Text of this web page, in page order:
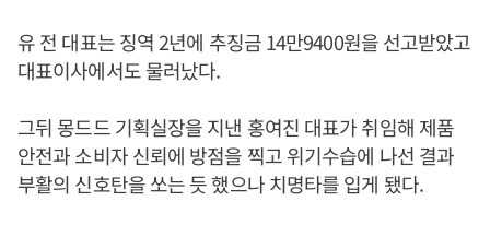
유 전 대표는 징역 2년에 추징금 14만9400원을 선고받았고
대표이사에서도 물러났다.
그뒤 몽드드 기획실장을 지낸 홍여진 대표가 취임해 제품
안전과 소비자 신뢰에 방점을 찍고 위기수습에 나선 결과
부활의 신호탄을 쏘는 듯 했으나 치명타를 입게 됐다.